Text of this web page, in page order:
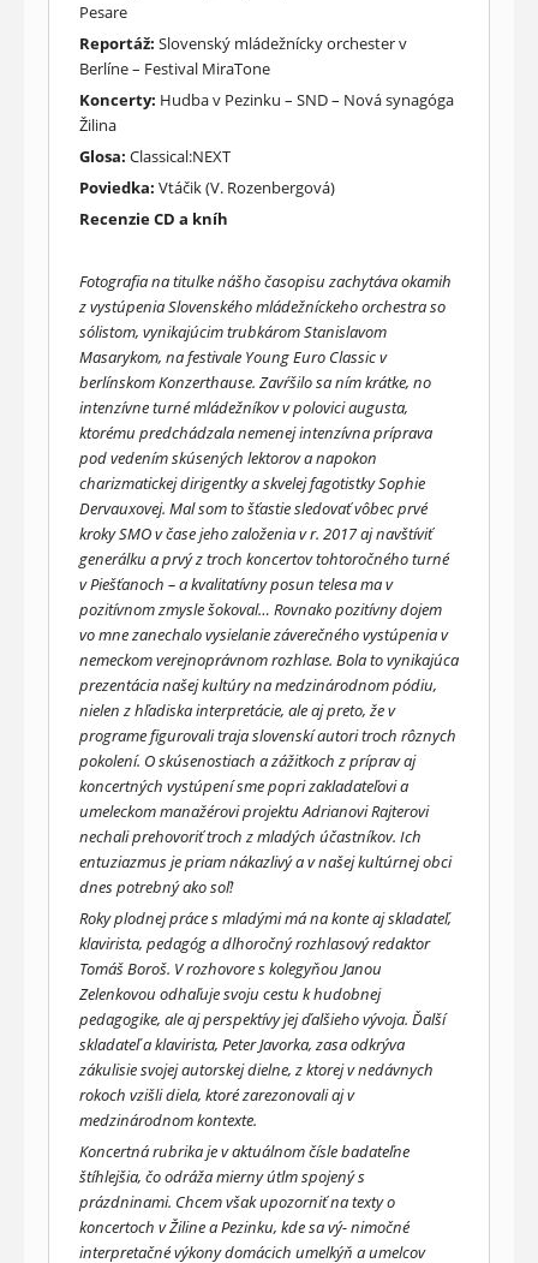
Pesare
Reportáž: Slovenský mládežnícky orchester v
Berlíne – Festival MiraTone
Koncerty: Hudba v Pezinku – SND – Nová synagóga
Žilina
Glosa: Classical:NEXT
Poviedka: Vtáčik (V. Rozenbergová)
Recenzie CD a kníh
Fotografia na titulke nášho časopisu zachytáva okamih
z vystúpenia Slovenského mládežníckeho orchestra so
sólistom, vynikajúcim trubkárom Stanislavom
Masarykom, na festivale Young Euro Classic v
berlínskom Konzerthause. Zavŕšilo sa ním krátke, no
intenzívne turné mládežníkov v polovici augusta,
ktorému predchádzala nemenej intenzívna príprava
pod vedením skúsených lektorov a napokon
charizmatickej dirigentky a skvelej fagotistky Sophie
Dervauxovej. Mal som to šťastie sledovať vôbec prvé
kroky SMO v čase jeho založenia v r. 2017 aj navštíviť
generálku a prvý z troch koncertov tohtoročného turné
v Piešťanoch – a kvalitatívny posun telesa ma v
pozitívnom zmysle šokoval… Rovnako pozitívny dojem
vo mne zanechalo vysielanie záverečného vystúpenia v
nemeckom verejnoprávnom rozhlase. Bola to vynikajúca
prezentácia našej kultúry na medzinárodnom pódiu,
nielen z hľadiska interpretácie, ale aj preto, že v
programe figurovali traja slovenskí autori troch rôznych
pokolení. O skúsenostiach a zážitkoch z príprav aj
koncertných vystúpení sme popri zakladateľovi a
umeleckom manažérovi projektu Adrianovi Rajterovi
nechali prehovoriť troch z mladých účastníkov. Ich
entuziazmus je priam nákazlivý a v našej kultúrnej obci
dnes potrebný ako soľ!
Roky plodnej práce s mladými má na konte aj skladateľ,
klavirista, pedagóg a dlhoročný rozhlasový redaktor
Tomáš Boroš. V rozhovore s kolegyňou Janou
Zelenkovou odhaľuje svoju cestu k hudobnej
pedagogike, ale aj perspektívy jej ďalšieho vývoja. Ďalší
skladateľ a klavirista, Peter Javorka, zasa odkrýva
zákulisie svojej autorskej dielne, z ktorej v nedávnych
rokoch vzišli diela, ktoré zarezonovali aj v
medzinárodnom kontexte.
Koncertná rubrika je v aktuálnom čísle badateľne
štíhlejšia, čo odráža mierny útlm spojený s
prázdninami. Chcem však upozorniť na texty o
koncertoch v Žiline a Pezinku, kde sa vý- nimočné
interpretačné výkony domácich umelkýň a umelcov